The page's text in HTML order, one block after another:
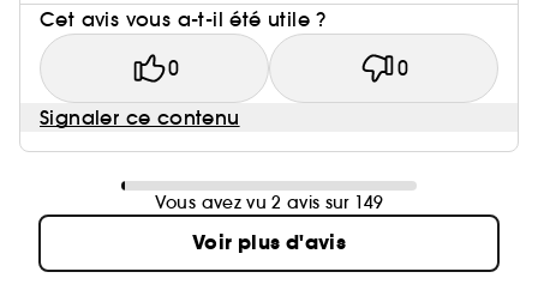
Cet avis vous a-t-il été utile ?
0 0
Signaler ce contenu
Vous avez vu 2 avis sur 149
Voir plus d'avis